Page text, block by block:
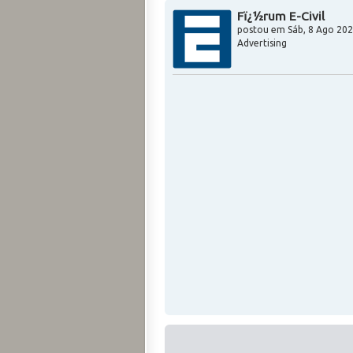
Fï¿½rum E-Civil
postou em Sáb, 8 Ago
Advertising